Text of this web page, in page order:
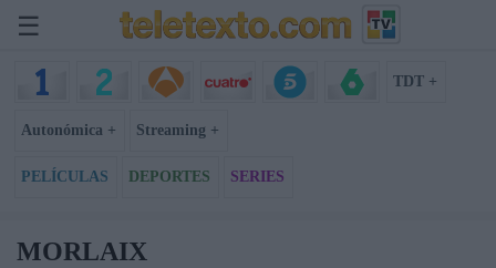
☰
TDT +
Autonómica + Streaming +
PELÍCULAS DEPORTES SERIES
MORLAIX